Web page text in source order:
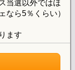
当選以外ではほ
なら5％くらい）
ます